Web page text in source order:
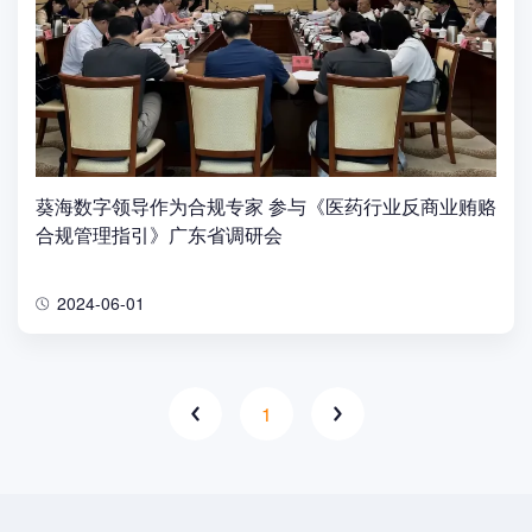
葵海数字领导作为合规专家 参与《医药行业反商业贿赂
合规管理指引》广东省调研会
2024-06-01
1